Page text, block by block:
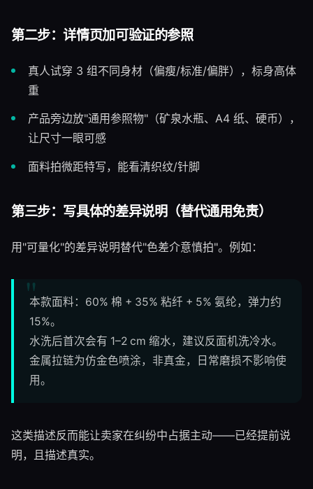
第二步：详情页加可验证的参照
真人试穿 3 组不同身材（偏瘦/标准/偏胖），标身高体
重
产品旁边放"通用参照物"（矿泉水瓶、A4 纸、硬币），
让尺寸一眼可感
面料拍微距特写，能看清织纹/针脚
第三步：写具体的差异说明（替代通用免责）
用"可量化"的差异说明替代"色差介意慎拍"。例如：
本款面料：60% 棉 + 35% 粘纤 + 5% 氨纶，弹力约
15%。
水洗后首次会有 1–2 cm 缩水，建议反面机洗冷水。
金属拉链为仿金色喷涂，非真金，日常磨损不影响使
用。
这类描述反而能让卖家在纠纷中占据主动——已经提前说
明，且描述真实。